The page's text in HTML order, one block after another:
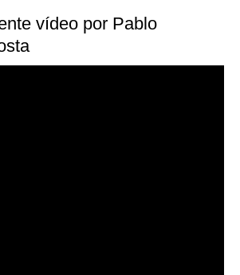
vídeo por Pablo